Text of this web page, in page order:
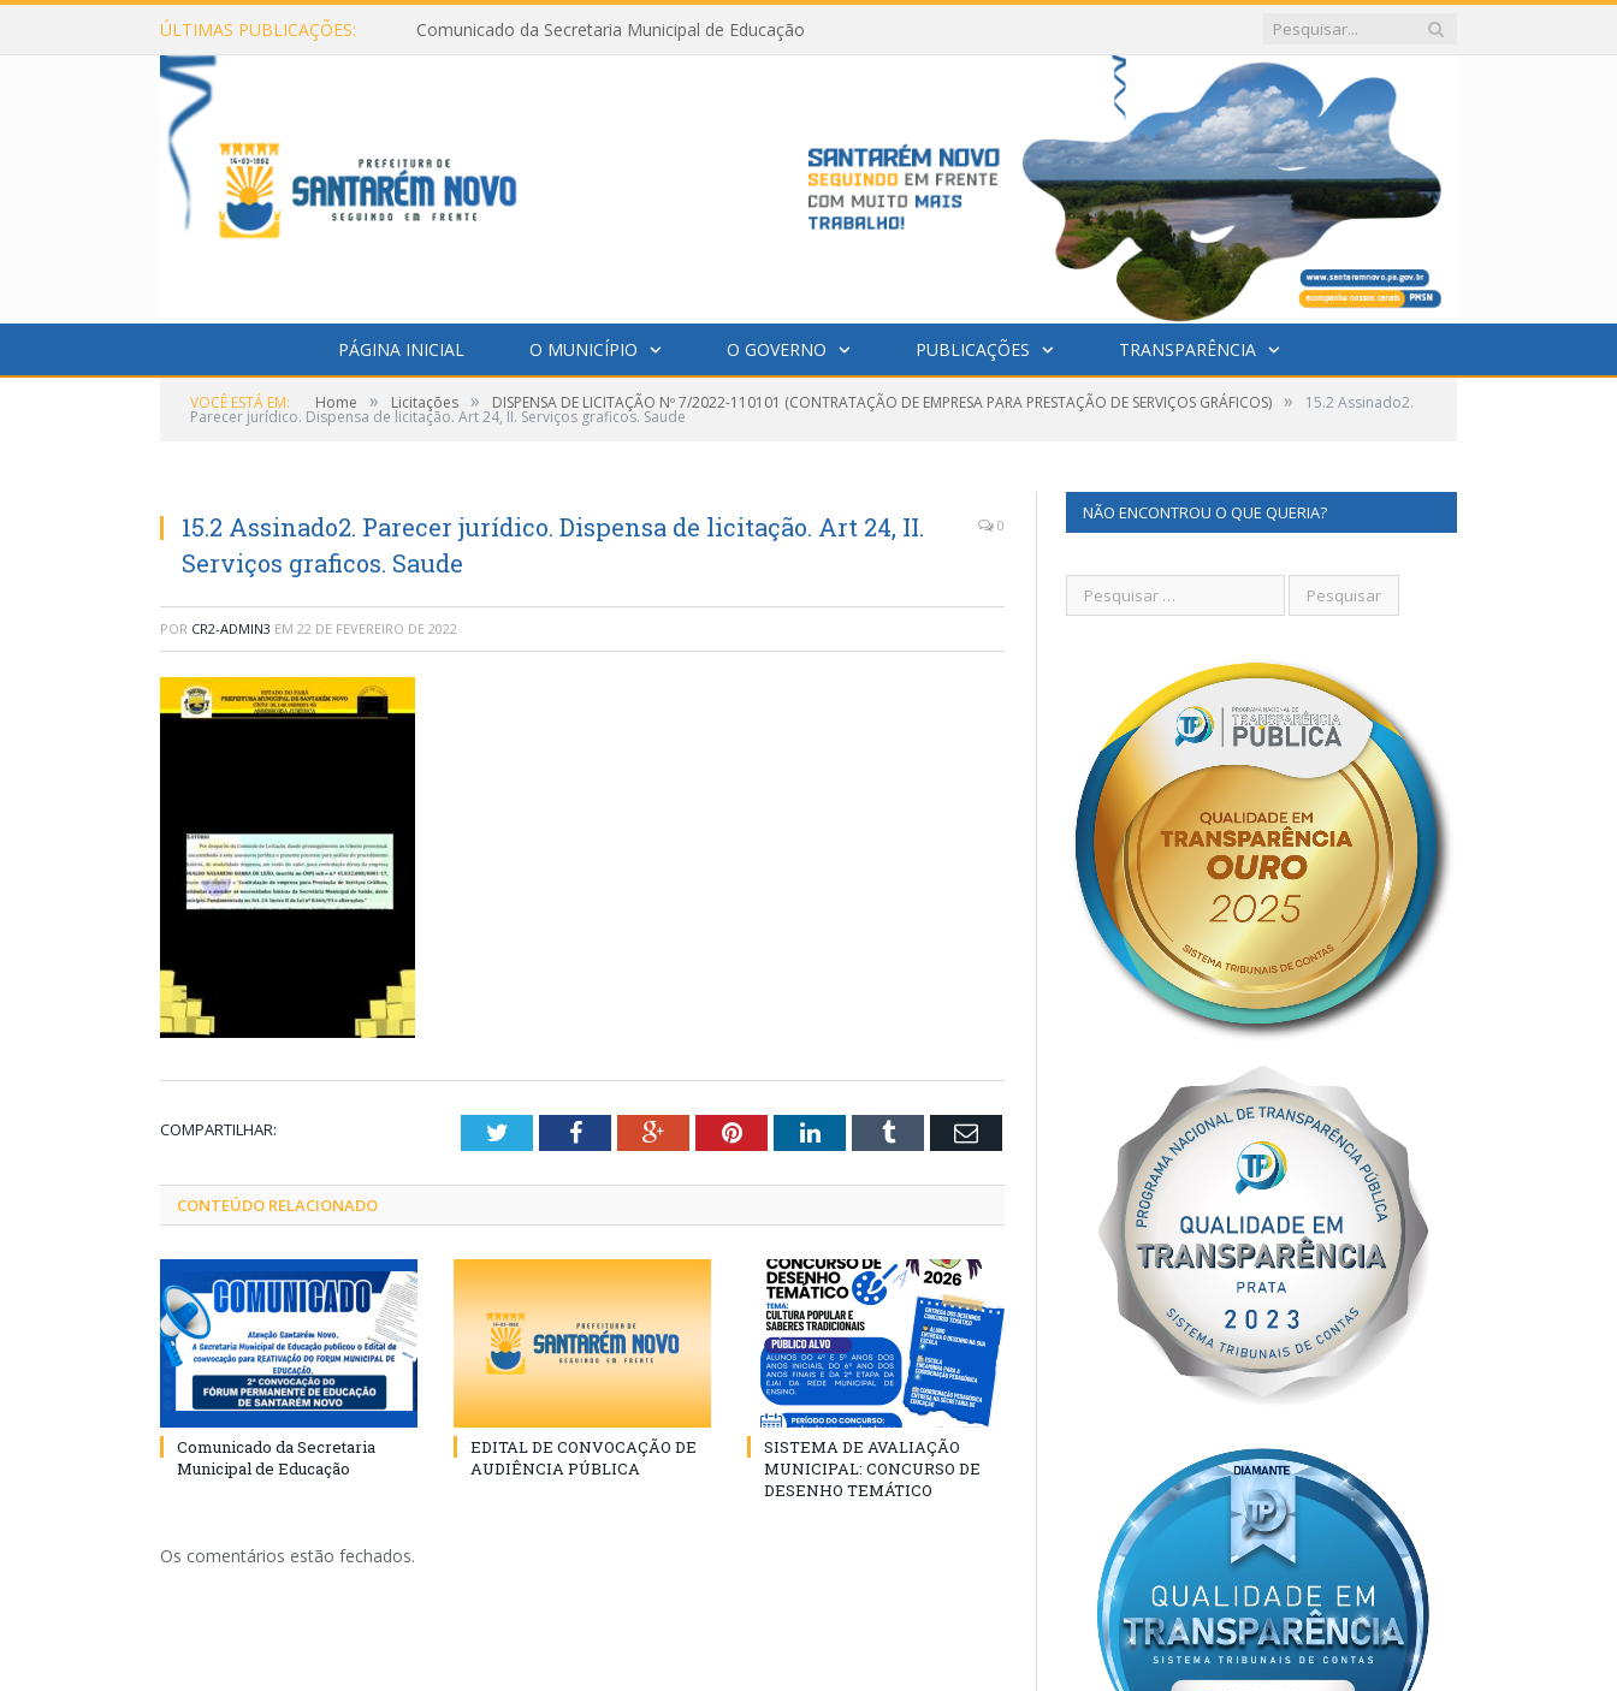
ÚLTIMAS PUBLICAÇÕES: Comunicado da Secretaria Municipal de Educação
PÁGINA INICIAL O MUNICÍPIO O GOVERNO PUBLICAÇÕES TRANSPARÊNCIA
VOCÊ ESTÁ EM: Home » Licitações » DISPENSA DE LICITAÇÃO Nº 7/2022-110101 (CONTRATAÇÃO DE EMPRESA PARA PRESTAÇÃO DE SERVIÇOS GRÁFICOS) » 15.2 Assinado2.
Parecer jurídico. Dispensa de licitação. Art 24, II. Serviços graficos. Saude
15.2 Assinado2. Parecer jurídico. Dispensa de licitação. Art 24, II.
Serviços graficos. Saude
0
POR CR2-ADMIN3 EM 22 DE FEVEREIRO DE 2022
COMPARTILHAR: TwitterFacebookGoogle+PinterestLinkedInTumblr Email
CONTEÚDO RELACIONADO
Comunicado da Secretaria
Municipal de Educação
EDITAL DE CONVOCAÇÃO DE
AUDIÊNCIA PÚBLICA
SISTEMA DE AVALIAÇÃO
MUNICIPAL: CONCURSO DE
DESENHO TEMÁTICO
Os comentários estão fechados.
NÃO ENCONTROU O QUE QUERIA?